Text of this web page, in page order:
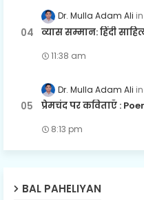
Dr. Mulla Adam Ali
व्यास सम्मान: हिंदी
11:38 am
Dr. Mulla Adam Ali
प्रेमचंद पर कविताएँ :
8:13 pm
BAL PAHELIYAN